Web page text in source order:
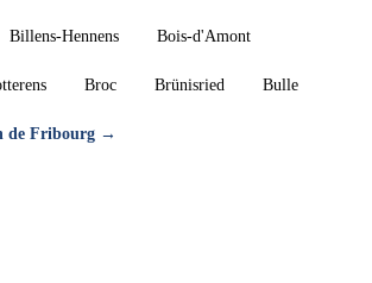
Billens-Hennens Bois-d'Amont
Broc Brünisried Bulle
de Fribourg →